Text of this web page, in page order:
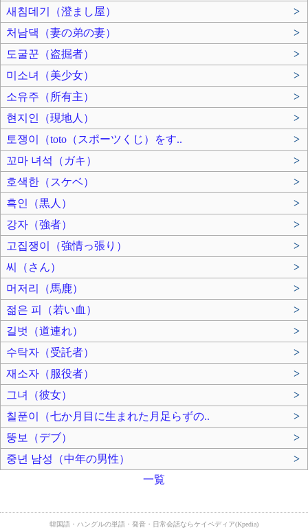
새침데기（澄まし屋）
>
처남댁（妻の弟の妻）
>
도굴꾼（盗掘者）
>
미소녀（美少女）
>
소유주（所有主）
>
현지인（現地人）
>
토쟁이（toto（スポーツくじ）をす..
>
꼬마 녀석（ガキ）
>
호색한（スケベ）
>
흑인（黒人）
>
강자（強者）
>
고집쟁이（強情っ張り）
>
씨（さん）
>
머저리（馬鹿）
>
젊은 피（若い血）
>
길벗（道連れ）
>
수탁자（受託者）
>
재소자（服役者）
>
그녀（彼女）
>
칠푼이（七か月目に生まれた月足らずの..
>
뚱보（デブ）
>
중년 남성（中年の男性）
>
一覧
韓国語・ハングルの単語・発音・日常会話ならケイペディア(Kpedia)